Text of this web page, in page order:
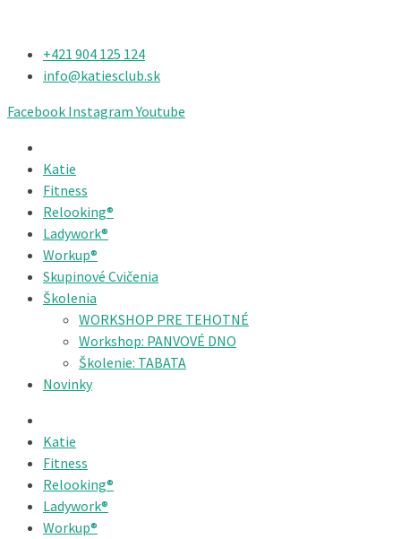
+421 904 125 124​
info@katiesclub.sk
Facebook Instagram Youtube
Katie
Fitness
Relooking®
Ladywork®
Workup®
Skupinové Cvičenia
Školenia
WORKSHOP PRE TEHOTNÉ
Workshop: PANVOVÉ DNO
Školenie: TABATA
Novinky
Katie
Fitness
Relooking®
Ladywork®
Workup®